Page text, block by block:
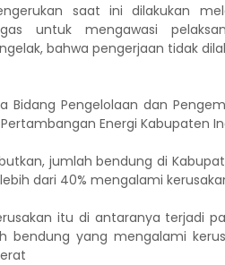
saat ini dilakukan
untuk mengawasi
bahwa pengerjaan tidak
Bidang Pengelolaan dan
Energi Kabupaten
jumlah bendung di
dari 40% mengalami
itu di antaranya terjadi
bendung yang mengalami